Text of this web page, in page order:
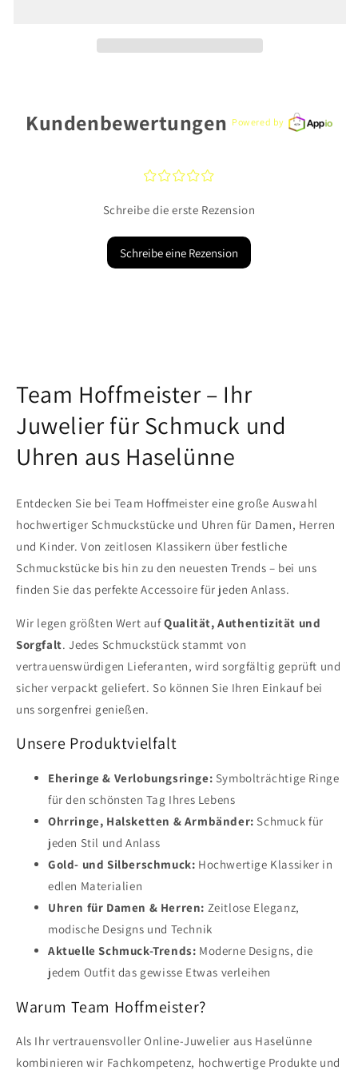
Kundenbewertungen Powered by
¤¤¤¤¤
Schreibe die erste Rezension
Schreibe eine Rezension
Team Hoffmeister – Ihr
Juwelier für Schmuck und
Uhren aus Haselünne
Entdecken Sie bei Team Hoffmeister eine große Auswahl
hochwertiger Schmuckstücke und Uhren für Damen, Herren
und Kinder. Von zeitlosen Klassikern über festliche
Schmuckstücke bis hin zu den neuesten Trends – bei uns
finden Sie das perfekte Accessoire für jeden Anlass.
Wir legen größten Wert aufQualität, Authentizität und
Sorgfalt. Jedes Schmuckstück stammt von
vertrauenswürdigen Lieferanten, wird sorgfältig geprüft und
sicher verpackt geliefert. So können Sie Ihren Einkauf bei
uns sorgenfrei genießen.
Unsere Produktvielfalt
Eheringe & Verlobungsringe: Symbolträchtige Ringe
für den schönsten Tag Ihres Lebens
Ohrringe, Halsketten & Armbänder: Schmuck für
jeden Stil und Anlass
Gold- und Silberschmuck: Hochwertige Klassiker in
edlen Materialien
Uhren für Damen & Herren: Zeitlose Eleganz,
modische Designs und Technik
Aktuelle Schmuck-Trends: Moderne Designs, die
jedem Outfit das gewisse Etwas verleihen
Warum Team Hoffmeister?
Als Ihr vertrauensvoller Online-Juwelier aus Haselünne
kombinieren wir Fachkompetenz, hochwertige Produkte und